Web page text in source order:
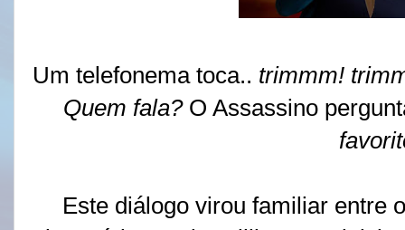
Um telefonema toca.. trimmm!
Quem fala?O Assassino
Este diálogo virou familiar entre